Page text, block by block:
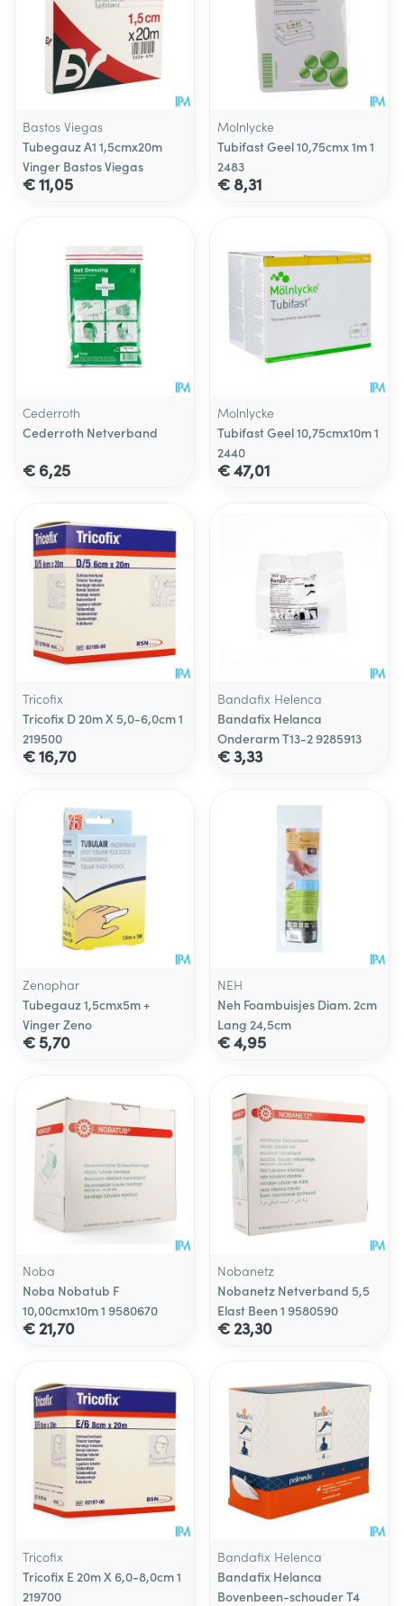
Bastos Viegas
Tubegauz A1 1,5cmx20m
Vinger Bastos Viegas
€ 11,05
Molnlycke
Tubifast Geel 10,75cmx 1m 1
2483
€ 8,31
Cederroth
Cederroth Netverband
€ 6,25
Molnlycke
Tubifast Geel 10,75cmx10m 1
2440
€ 47,01
Tricofix
Tricofix D 20m X 5,0-6,0cm 1
219500
€ 16,70
Bandafix Helenca
Bandafix Helanca
Onderarm T13-2 9285913
€ 3,33
Zenophar
Tubegauz 1,5cmx5m +
Vinger Zeno
€ 5,70
NEH
Neh Foambuisjes Diam. 2cm
Lang 24,5cm
€ 4,95
Noba
Noba Nobatub F
10,00cmx10m 1 9580670
€ 21,70
Nobanetz
Nobanetz Netverband 5,5
Elast Been 1 9580590
€ 23,30
Tricofix
Tricofix E 20m X 6,0-8,0cm 1
219700
Bandafix Helenca
Bandafix Helanca
Bovenbeen-schouder T4